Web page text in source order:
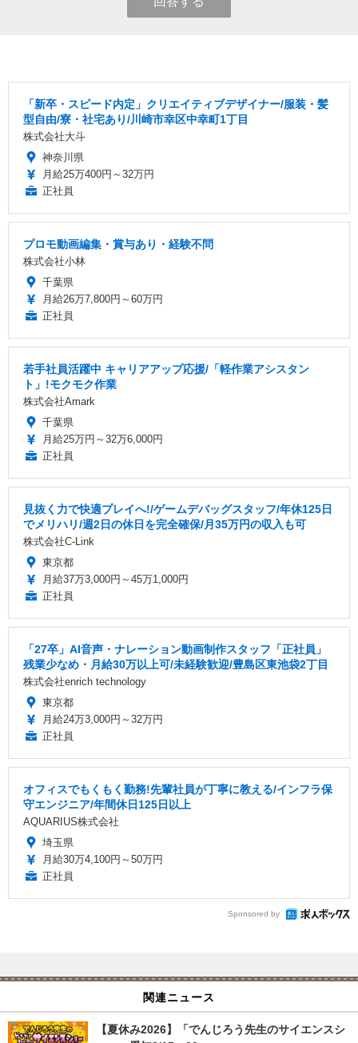
「新卒・スピード内定」クリエイティブデザイナー/服装・髪
型自由/寮・社宅あり/川崎市幸区中幸町1丁目
株式会社大斗
神奈川県
月給25万400円～32万円
正社員
プロモ動画編集・賞与あり・経験不問
株式会社小林
千葉県
月給26万7,800円～60万円
正社員
若手社員活躍中 キャリアアップ応援/「軽作業アシスタン
ト」!モクモク作業
株式会社Amark
千葉県
月給25万円～32万6,000円
正社員
見抜く力で快適プレイへ!/ゲームデバッグスタッフ/年休125日
でメリハリ/週2日の休日を完全確保/月35万円の収入も可
株式会社C-Link
東京都
月給37万3,000円～45万1,000円
正社員
「27卒」AI音声・ナレーション動画制作スタッフ「正社員」
残業少なめ・月給30万以上可/未経験歓迎/豊島区東池袋2丁目
株式会社enrich technology
東京都
月給24万3,000円～32万円
正社員
オフィスでもくもく勤務!先輩社員が丁寧に教える/インフラ保
守エンジニア/年間休日125日以上
AQUARIUS株式会社
埼玉県
月給30万4,100円～50万円
正社員
Sponsored by
関連ニュース
【夏休み2026】「でんじろう先生のサイエンスシ